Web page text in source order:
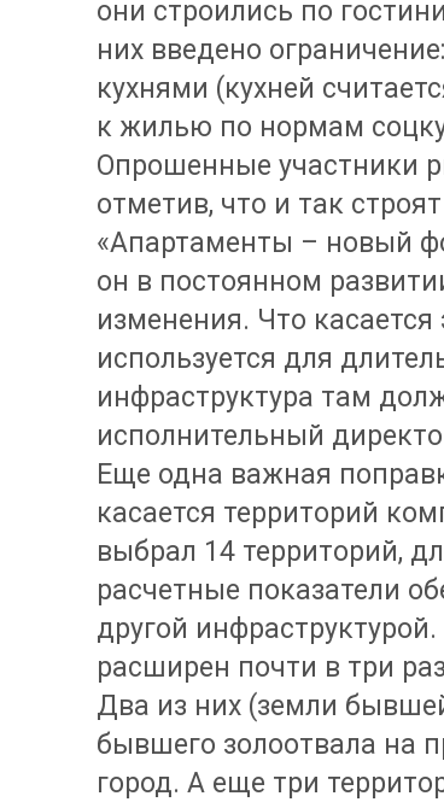
они строились по
них введено
кухнями (кухней
к жилью по нормам
Опрошенные участники
отметив, что и так
«Апартаменты – новый
он в постоянном
изменения. Что
используется для
инфраструктура там
исполнительный
Еще одна важная
касается территорий
выбрал 14 территорий,
расчетные показатели
другой
расширен почти в три
Два из них (земли
бывшего золоотвала на
город. А еще три